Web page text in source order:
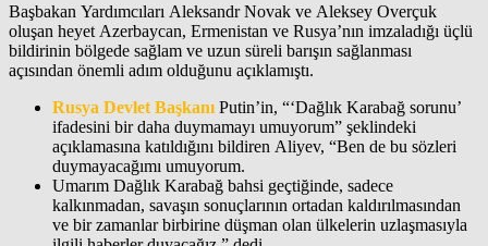
Başbakan Yardımcıları Aleksandr Novak ve Aleksey Overçuk
oluşan heyet Azerbaycan, Ermenistan ve Rusya’nın imzaladığı üçlü
bildirinin bölgede sağlam ve uzun süreli barışın sağlanması
açısından önemli adım olduğunu açıklamıştı.
Rusya Devlet Başkanı Putin’in, “‘Dağlık Karabağ sorunu’
ifadesini bir daha duymamayı umuyorum” şeklindeki
açıklamasına katıldığını bildiren Aliyev, “Ben de bu sözleri
duymayacağımı umuyorum.
Umarım Dağlık Karabağ bahsi geçtiğinde, sadece
kalkınmadan, savaşın sonuçlarının ortadan kaldırılmasından
ve bir zamanlar birbirine düşman olan ülkelerin uzlaşmasıyla